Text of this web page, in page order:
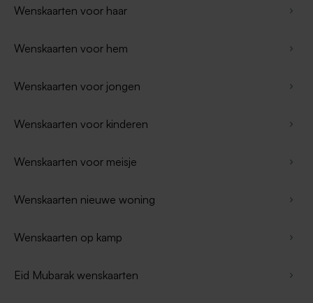
Wenskaarten voor haar
Wenskaarten voor hem
Wenskaarten voor jongen
Wenskaarten voor kinderen
Wenskaarten voor meisje
Wenskaarten nieuwe woning
Wenskaarten op kamp
Eid Mubarak wenskaarten